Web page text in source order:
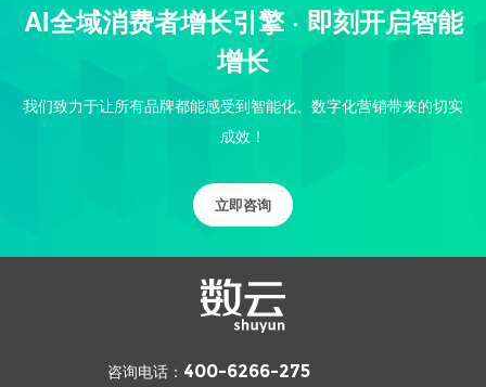
AI全域消费者增长引擎 · 即刻开启智能
增长
我们致力于让所有品牌都能感受到智能化、数字化营销带来的切实
成效！
立即咨询
咨询电话： 400-6266-275